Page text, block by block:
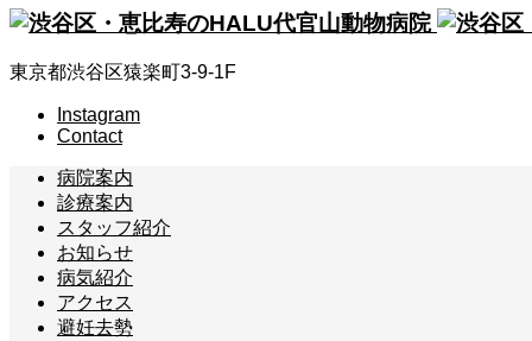
東京都渋谷区猿楽町3-9-1F
Instagram
Contact
病院案内
診療案内
スタッフ紹介
お知らせ
病気紹介
アクセス
避妊去勢